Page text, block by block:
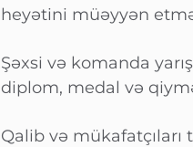
heyətini müəyyən
Şəxsi və komanda
diplom, medal və
Qalib və